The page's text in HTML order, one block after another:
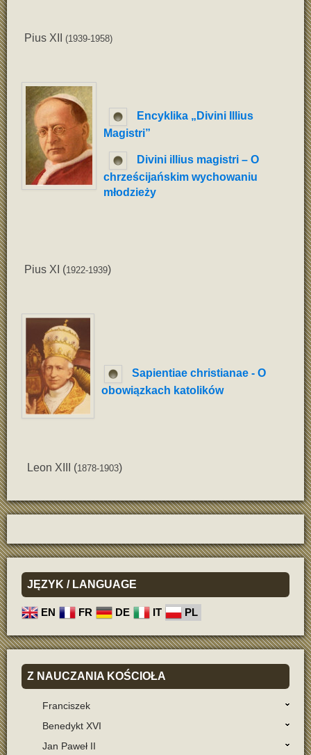
Pius XII (1939-1958)
Encyklika „Divini Illius
Magistri”
Divini illius magistri – O
chrześcijańskim wychowaniu
młodzieży
Pius XI (1922-1939)
Sapientiae christianae - O
obowiązkach katolików
Leon XIII (1878-1903)
JĘZYK / LANGUAGE
EN FR DE IT PL
Z NAUCZANIA KOŚCIOŁA
Franciszek
Benedykt XVI
Jan Paweł II